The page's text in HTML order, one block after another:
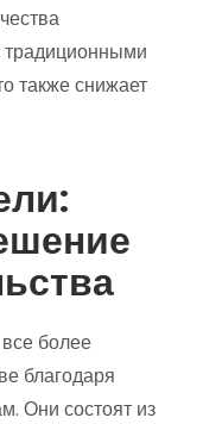
также снижает
более
благодаря
Они состоят из